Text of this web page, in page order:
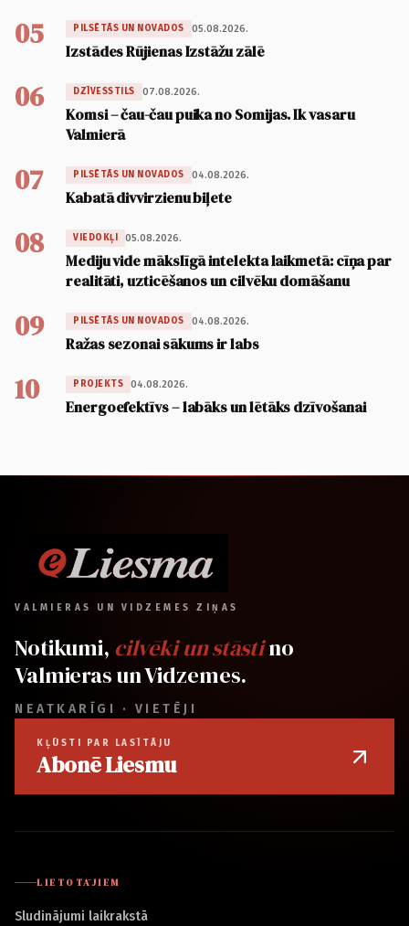
05 PILSĒTĀS UN NOVADOS 05.08.2026.
Izstādes Rūjienas Izstāžu zālē
06 DZĪVESSTILS 07.08.2026.
Komsi – čau-čau puika no Somijas. Ik vasaru
Valmierā
07 PILSĒTĀS UN NOVADOS 04.08.2026.
Kabatā divvirzienu biļete
08 VIEDOKĻI 05.08.2026.
Mediju vide mākslīgā intelekta laikmetā: cīņa par
realitāti, uzticēšanos un cilvēku domāšanu
09 PILSĒTĀS UN NOVADOS 04.08.2026.
Ražas sezonai sākums ir labs
10 PROJEKTS 04.08.2026.
Energoefektīvs – labāks un lētāks dzīvošanai
VALMIERAS UN VIDZEMES ZIŅAS
Notikumi, cilvēki un stāstino
Valmieras un Vidzemes.
NEATKARĪGI · VIETĒJI
KĻŪSTI PAR LASĪTĀJU
Abonē Liesmu
LIETOTĀJIEM
Sludinājumi laikrakstā